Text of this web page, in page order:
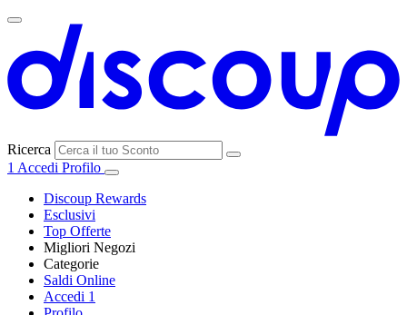
Ricerca
1 Accedi Profilo
Discoup Rewards
Esclusivi
Top Offerte
Migliori Negozi
SHEIN
Categorie
Saldi Online
Accedi 1